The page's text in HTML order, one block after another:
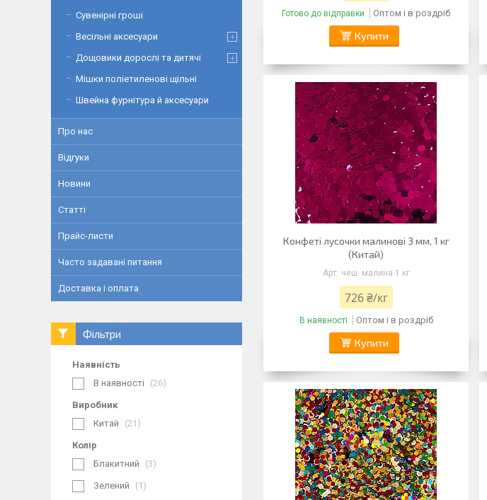
Готово до відправки Оптом і в роздріб
Купити
Конфеті лусочки малинові 3 мм, 1 кг
(Китай)
чеш. малина 1 кг
726 ₴/кг
В наявності Оптом і в роздріб
Купити
Сувенірні гроші
Весільні аксесуари
Дощовики дорослі та дитячі
Мішки поліетиленові щільні
Швейна фурнітура й аксесуари
Про нас
Відгуки
Новини
Статті
Прайс-листи
Часто задавані питання
Доставка і оплата
Фільтри
Наявність
В наявності
26
Виробник
Китай
21
Колір
Блакитний
3
Зелений 1